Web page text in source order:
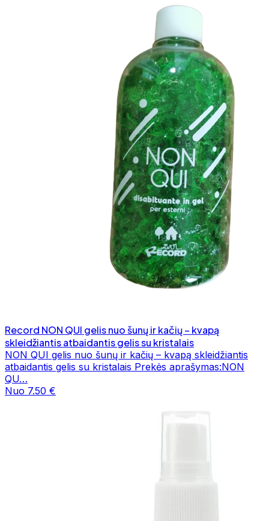
Record NON QUI gelis nuo šunų ir kačių – kvapą
skleidžiantis atbaidantis gelis su kristalais
NON QUI gelis nuo šunų ir kačių – kvapą skleidžiantis
atbaidantis gelis su kristalais Prekės aprašymas:NON
QU…
Nuo 7.50 €